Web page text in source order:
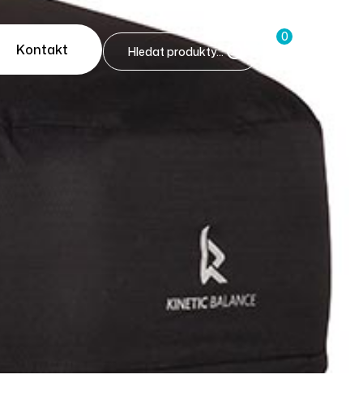
Kontakt
0